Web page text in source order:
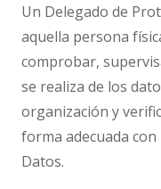
Un Delegado de
aquella persona
comprobar,
se realiza de los
organización y
forma adecuada
Datos.